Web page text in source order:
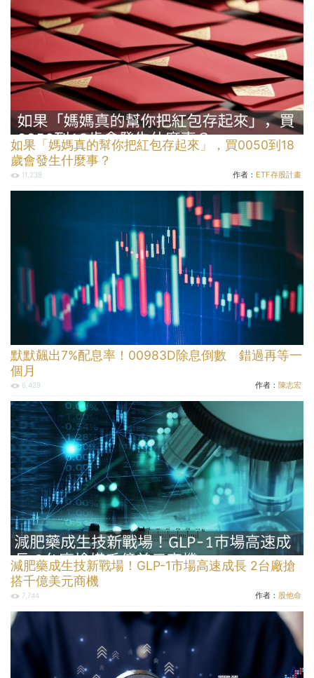
如果「媽媽真的幫你把紅包存起來」，買0050到18
歲會發生什麼事？
11,238 作者： ETF存股計畫
默默飆出7%配息率！00983D除息倒數 錯過再等一
個月
6,439 作者： 陳志宏
減肥藥成生技新戰場！GLP-1市場高速成長 2台廠搶
搭千億美元商機
7,744 作者： 股他命